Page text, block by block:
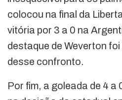
colocou na final da
vitória por 3 a 0 na
destaque de Weverton
desse confronto.
Por fim, a goleada de 4 a